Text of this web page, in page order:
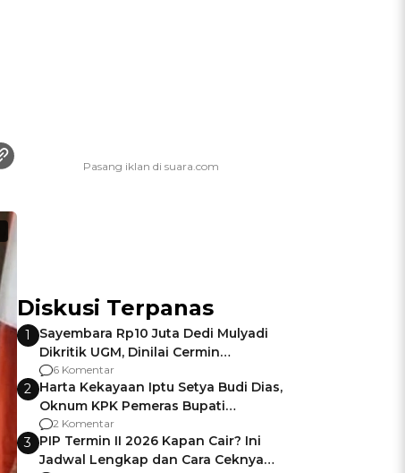
Diskusi Terpanas
1
Sayembara Rp10 Juta Dedi Mulyadi
Dikritik UGM, Dinilai Cermin
Gagalnya Negara Jamin Keamanan
6 Komentar
2 Harta Kekayaan Iptu Setya Budi Dias,
Oknum KPK Pemeras Bupati
Pemalang
2 Komentar
3 PIP Termin II 2026 Kapan Cair? Ini
Jadwal Lengkap dan Cara Ceknya